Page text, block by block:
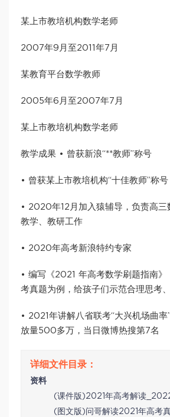
某上市教培机构数学老师
2007年9月至2011年7月
某教育平台数学教师
2005年6月至2007年7月
某上市教培机构数学老师
教学成果 • 曾获新浪“**教师”称号
• 曾获某上市教培机构“十佳教师”称号
• 2020年12月加入猿辅导，负责高三
教学、教研工作
• 2020年高考新浪特约专家
• 编写《2021 年高考数学刷题指南
考真题为例，给孩子们示范合理思考
• 2021年讲解八省联考“大兴机场曲率
放量500多万，当日微博热搜第7名
资料
(课件版)2021年高考解读
(图文版)问哥解读2021年高考